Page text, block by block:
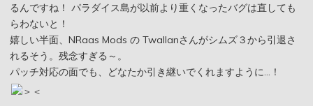
るんですね！ パラダイス島が以前より重くなったバグは直しても
らわないと！
嬉しい半面、NRaas Mods の Twallanさんがシムズ３から引退さ
れるそう。残念すぎる～。
パッチ対応の面でも、どなたか引き継いでくれますように…！